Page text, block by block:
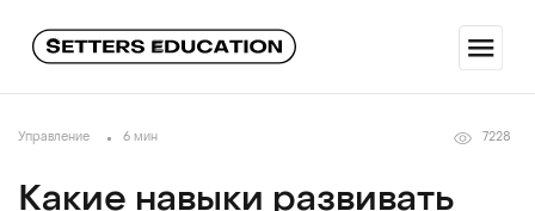
Управление 6 мин 7228
Какие навыки развивать